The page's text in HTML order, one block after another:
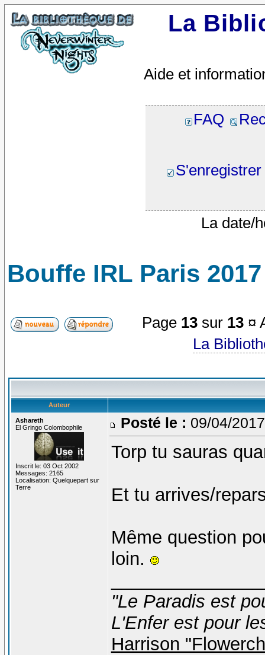
La
Aide et
FAQ
S'enregistrer
La date/
Bouffe IRL Paris
Page 13 sur 13 ¤
La
Auteur
Ashareth
El Gringo Colombophile
Inscrit le: 03 Oct 2002
Messages: 2165
Localisation: Quelquepart sur
Terre
Posté le : 09/04/
Torp tu sauras
Et tu arrives/
Même question
loin.
"Le Paradis est
L'Enfer est pour
Harrison